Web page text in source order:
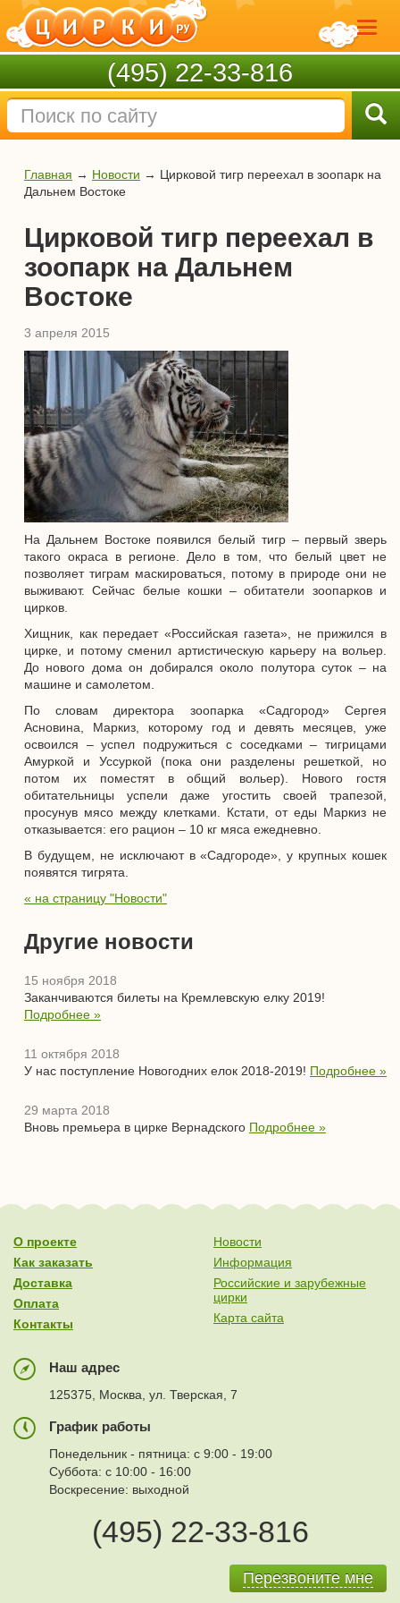
(495) 22-33-816
Главная → Новости → Цирковой тигр переехал в зоопарк на
Дальнем Востоке
Цирковой тигр переехал в
зоопарк на Дальнем
Востоке
3 апреля 2015
На Дальнем Востоке появился белый тигр – первый зверь
такого окраса в регионе. Дело в том, что белый цвет не
позволяет тиграм маскироваться, потому в природе они не
выживают. Сейчас белые кошки – обитатели зоопарков и
цирков.
Хищник, как передает «Российская газета», не прижился в
цирке, и потому сменил артистическую карьеру на вольер.
До нового дома он добирался около полутора суток – на
машине и самолетом.
По словам директора зоопарка «Садгород» Сергея
Асновина, Маркиз, которому год и девять месяцев, уже
освоился – успел подружиться с соседками – тигрицами
Амуркой и Уссуркой (пока они разделены решеткой, но
потом их поместят в общий вольер). Нового гостя
обитательницы успели даже угостить своей трапезой,
просунув мясо между клетками. Кстати, от еды Маркиз не
отказывается: его рацион – 10 кг мяса ежедневно.
В будущем, не исключают в «Садгороде», у крупных кошек
появятся тигрята.
« на страницу "Новости"
Другие новости
15 ноября 2018
Заканчиваются билеты на Кремлевскую елку 2019!
Подробнее »
11 октября 2018
У нас поступление Новогодних елок 2018-2019! Подробнее »
29 марта 2018
Вновь премьера в цирке Вернадского Подробнее »
О проекте
Как заказать
Доставка
Оплата
Контакты
Новости
Информация
Российские и зарубежные
цирки
Карта сайта
Наш адрес
125375, Москва, ул. Тверская, 7
График работы
Понедельник - пятница: с 9:00 - 19:00
Суббота: с 10:00 - 16:00
Воскресение: выходной
(495) 22-33-816
Перезвоните мне